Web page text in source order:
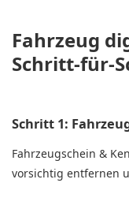
Fahrzeug
Schritt-für-
Schritt 1:
Fahrzeugschein &
vorsichtig entfernen